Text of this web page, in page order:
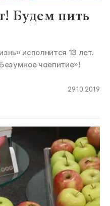
Будем пить
исполнится 13 лет.
чаепитие»!
29.10.2019